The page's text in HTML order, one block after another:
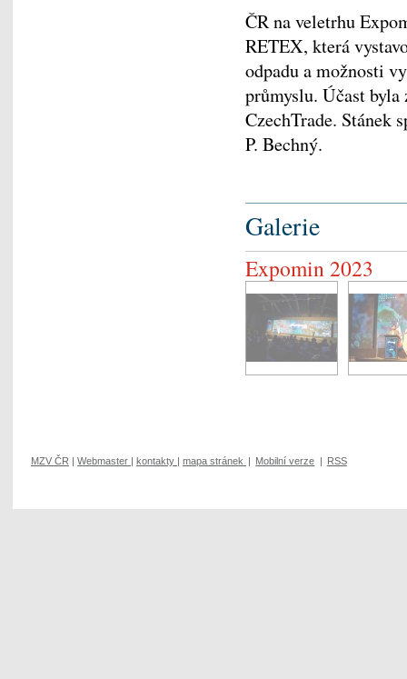
ČR na veletrhu
RETEX, která
odpadu a možnosti
průmyslu. Účast byla
CzechTrade. Stánek
P. Bechný.
Galerie
Expomin 2023
MZV ČR Webmaster kontakty mapa stránek Mobilní verze RSS